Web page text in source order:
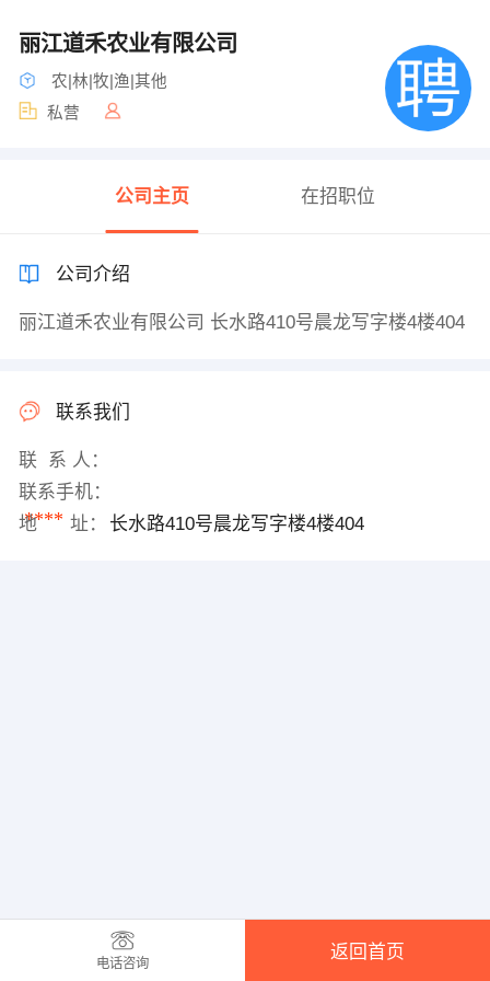
丽江道禾农业有限公司
农|林|牧|渔|其他
私营
公司主页 在招职位
公司介绍
丽江道禾农业有限公司 长水路410号晨龙写字楼4楼404
联系我们
联 系 人：
联系手机：
****
地 址： 长水路410号晨龙写字楼4楼404
电话咨询
返回首页